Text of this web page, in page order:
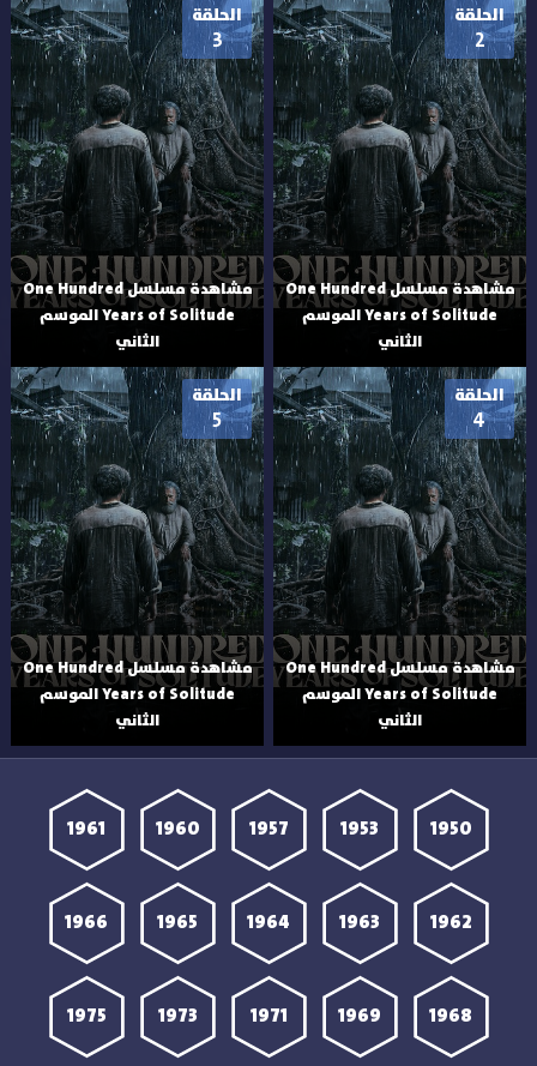
الحلقة
2
مشاهدة مسلسل One Hundred
Years of Solitude الموسم
الثاني
الحلقة
3
مشاهدة مسلسل One Hundred
Years of Solitude الموسم
الثاني
الحلقة
4
مشاهدة مسلسل One Hundred
Years of Solitude الموسم
الثاني
الحلقة
5
مشاهدة مسلسل One Hundred
Years of Solitude الموسم
الثاني
1950
1953
1957
1960
1961
1962
1963
1964
1965
1966
1968
1969
1971
1973
1975